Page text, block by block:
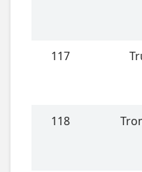
117
118